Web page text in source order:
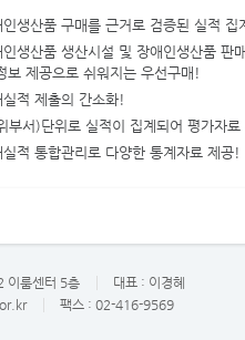
인생산품 구매를 근거로 검증된 실적 집
인생산품 생산시설 및 장애인생산품 판
보 제공으로 쉬워지는 우선구매!
실적 제출의 간소화!
부서)단위로 실적이 집계되어 평가자료
실적 통합관리로 다양한 통계자료 제공!
이룸센터 5층 대표 : 이경혜
팩스 : 02-416-9569